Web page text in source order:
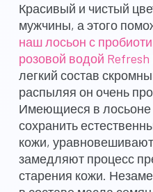
Красивый и чистый
мужчины, а этого
наш лосьон с
розовой водой Refresh
легкий состав
распыляя он очень
Имеющиеся в лосьоне
сохранить
кожи,
замедляют процесс
старения кожи.